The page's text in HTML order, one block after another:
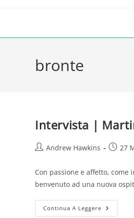
bronte
Intervista |
AutoreAndrew Hawkins
Articolo
27
Con passione e affetto,
benvenuto ad una nuova
Continua A Leggere Intervista
|